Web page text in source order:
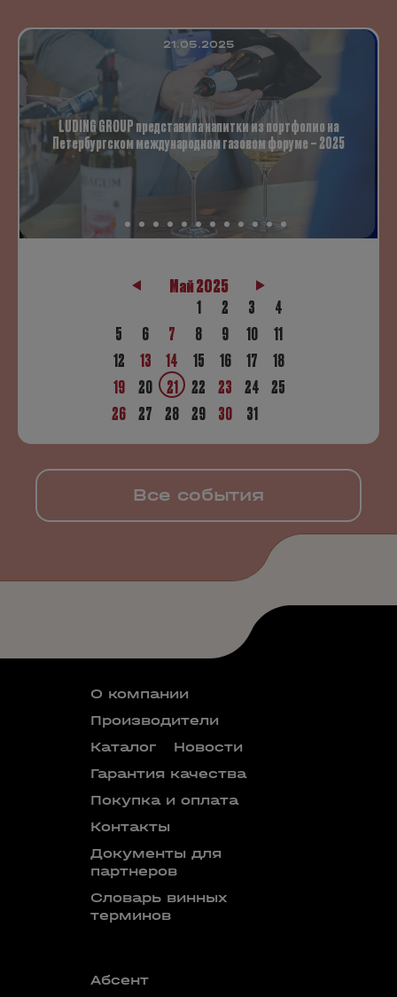
21.05.2025
LUDING GROUP представила напитки из портфолио на
Петербургском международном газовом форуме – 2025
Май 2025
1
2 3
4
5
6 7 8 9 10
11
12
13 14 15 16 17
18
19
20 21 22 23 24 25
26 27 28 29 30 31
Все события
О компании
Производители
Каталог
Новости
Гарантия качества
Покупка и оплата
Контакты
Документы для
партнеров
Словарь винных
терминов
Абсент